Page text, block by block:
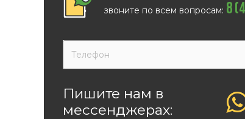
звоните по всем вопросам: 8
Пишите нам в
мессенджерах: